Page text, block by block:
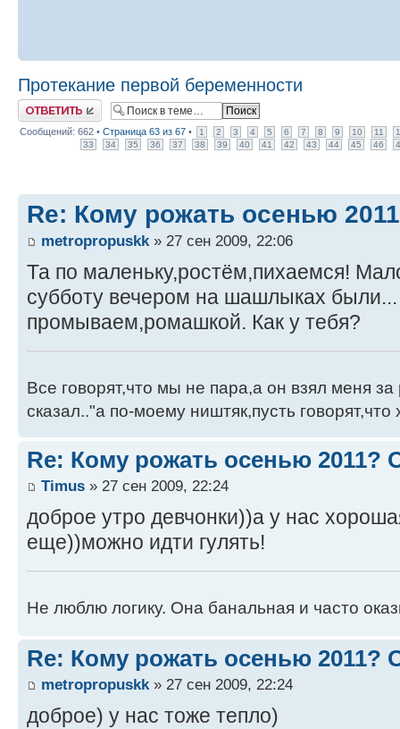
Протекание первой беременности
Ответить
Сообщений: 662 • Страница 63 из 67 • 1 2 3 4 5 6 7 8 9 10 11
33
34 35 36 37 38 39 40 41 42 43 44 45 46
Re: Кому рожать осенью
metropropuskk» 27 сен 2009, 22:06
Та по маленьку,ростём,пихаемся!
субботу вечером на шашлыках
промываем,ромашкой. Как у тебя?
Все говорят,что мы не пара,а он взял меня за
сказал.."а по-моему ништяк,пусть говорят,что
Re: Кому рожать осенью 2011?
Timus » 27 сен 2009, 22:24
доброе утро девчонки))а у нас
еще))можно идти гулять!
Не люблю логику. Она банальная и часто
Re: Кому рожать осенью 2011?
metropropuskk» 27 сен 2009, 22:24
доброе) у нас тоже тепло)